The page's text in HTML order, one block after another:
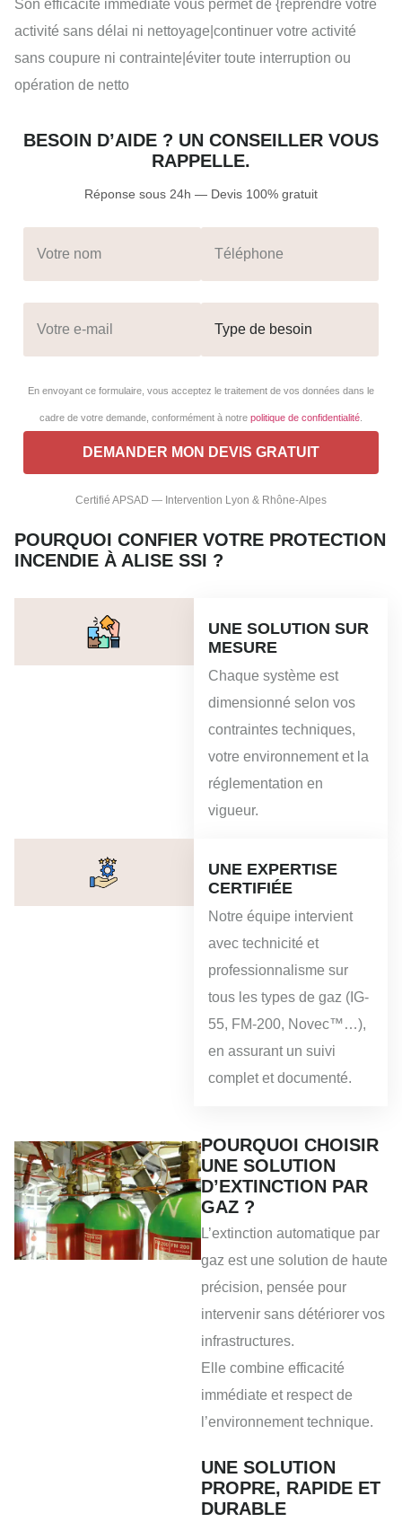
Son efficacité immédiate vous permet de {reprendre votre
activité sans délai ni nettoyage|continuer votre activité
sans coupure ni contrainte|éviter toute interruption ou
opération de netto
BESOIN D’AIDE ? UN CONSEILLER VOUS
RAPPELLE.
Réponse sous 24h — Devis 100% gratuit
En envoyant ce formulaire, vous acceptez le traitement de vos données dans le
cadre de votre demande, conformément à notre politique de confidentialité
Certifié APSAD — Intervention Lyon & Rhône-Alpes
POURQUOI CONFIER VOTRE PROTECTION
INCENDIE À ALISE SSI ?
UNE SOLUTION SUR
MESURE
Chaque système est
dimensionné selon vos
contraintes techniques,
votre environnement et la
réglementation en
vigueur.
UNE EXPERTISE
CERTIFIÉE
Notre équipe intervient
avec technicité et
professionnalisme sur
tous les types de gaz (IG-
55, FM-200, Novec™…),
en assurant un suivi
complet et documenté.
POURQUOI CHOISIR
UNE SOLUTION
D’EXTINCTION PAR
GAZ ?
L’extinction automatique par
gaz est une solution de haute
précision, pensée pour
intervenir sans détériorer vos
infrastructures.
Elle combine efficacité
immédiate et respect de
l’environnement technique.
UNE SOLUTION
PROPRE, RAPIDE ET
DURABLE